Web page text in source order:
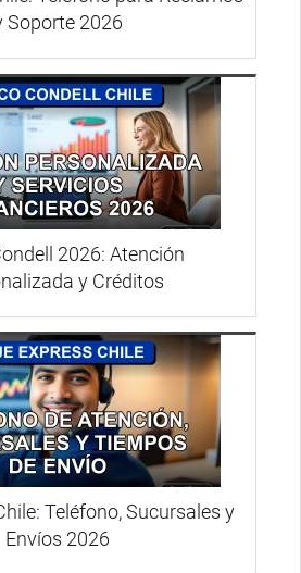
Soporte 2026
2026: Atención
y Créditos
Teléfono, Sucursales y
Envíos 2026